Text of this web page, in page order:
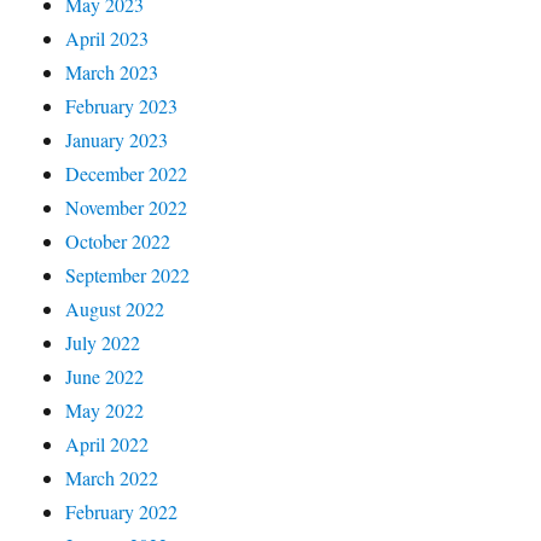
April 2023
March 2023
February 2023
January 2023
December 2022
November 2022
October 2022
September 2022
August 2022
July 2022
June 2022
May 2022
April 2022
March 2022
February 2022